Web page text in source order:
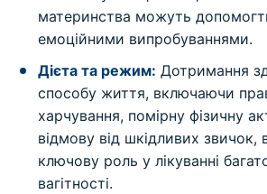
материнства можуть
емоційними випробуваннями.
Дієта та режим: Дотримання
способу життя, включаючи
харчування, помірну фізичну
відмову від шкідливих звичок,
ключову роль у лікуванні
вагітності.